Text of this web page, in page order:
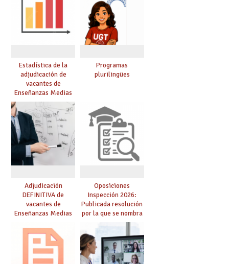
Estadística de la
adjudicación de
vacantes de
Enseñanzas Medias
para el curso 26/27
Programas
plurilingües
Adjudicación
DEFINITIVA de
vacantes de
Enseñanzas Medias
Oposiciones
Inspección 2026:
Publicada resolución
por la que se nombra
funcionarios/as en
prácticas, se regulan
dichas prácticas y se
convoca acto público
de adjudicación